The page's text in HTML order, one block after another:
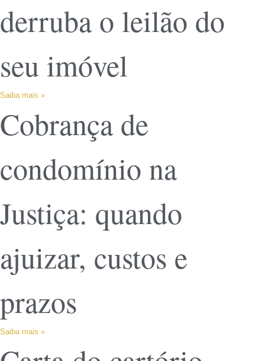
derruba o leilão do
seu imóvel
Saiba mais »
Cobrança de
condomínio na
Justiça: quando
ajuizar, custos e
prazos
Saiba mais »